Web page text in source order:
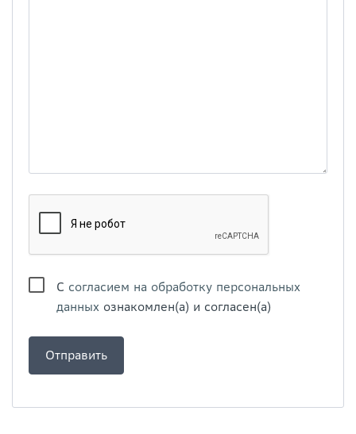
С согласием на обработку персональных
данных ознакомлен(а) и согласен(а)